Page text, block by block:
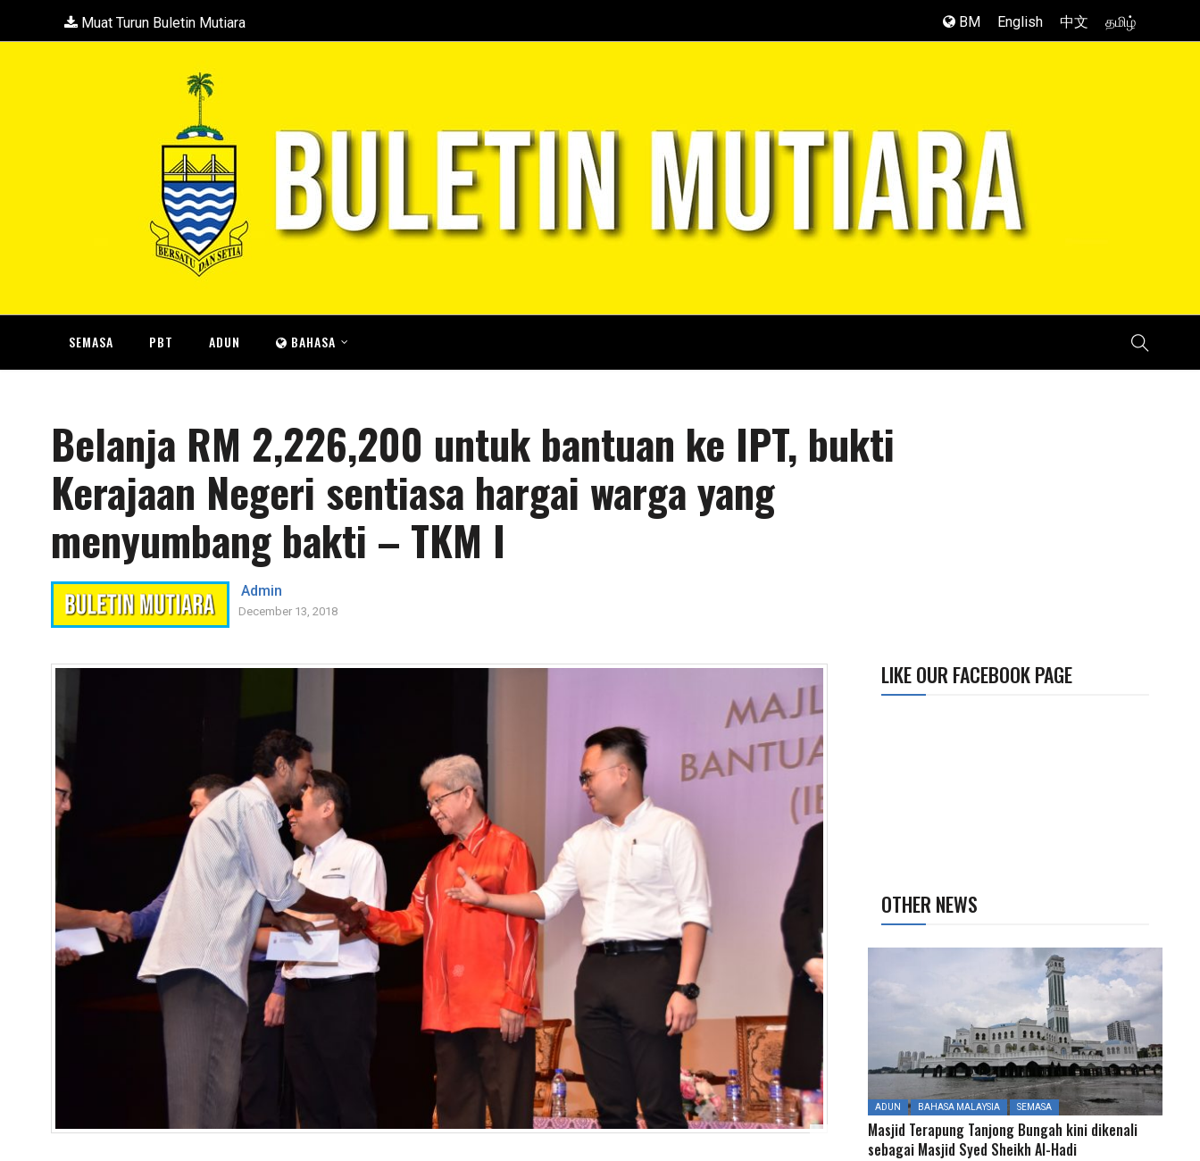
Muat Turun Buletin Mutiara BM English 中文 தமிழ்
SEMASA PBT ADUN BAHASA
Belanja RM 2,226,200 untuk bantuan ke IPT, bukti
Kerajaan Negeri sentiasa hargai warga yang
menyumbang bakti – TKM I
Admin
December 13, 2018
LIKE OUR FACEBOOK PAGE
OTHER NEWS
ADUN BAHASA MALAYSIA SEMASA
Masjid Terapung Tanjong Bungah kini dikenali
sebagai Masjid Syed Sheikh Al-Hadi